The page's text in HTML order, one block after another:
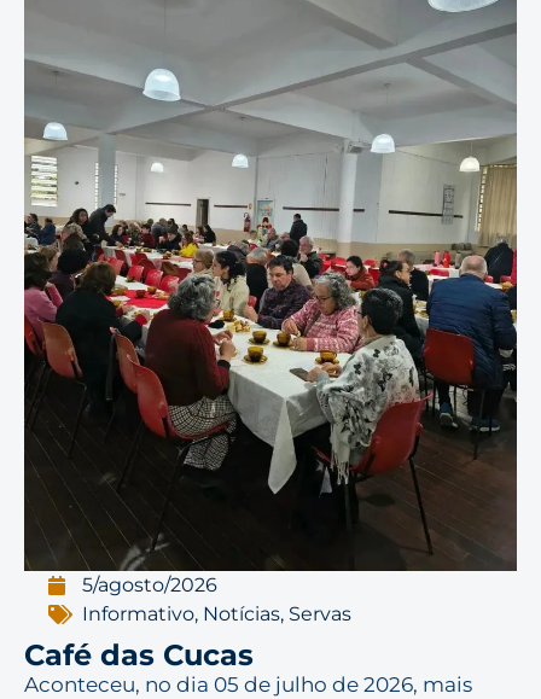
5/agosto/2026
Informativo, Notícias, Servas
Café das Cucas
Aconteceu, no dia 05 de julho de 2026, mais